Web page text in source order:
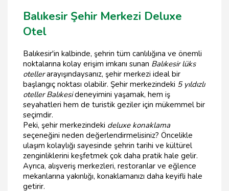
Balıkesir Şehir Merkezi Deluxe
Otel
Balıkesir'in kalbinde, şehrin tüm canlılığına ve önemli
noktalarına kolay erişim imkanı sunan Balıkesir lüks
otellerarayışındaysanız, şehir merkezi ideal bir
başlangıç noktası olabilir. Şehir merkezindeki 5 yıldızlı
oteller Balıkesideneyimini yaşamak, hem iş
seyahatleri hem de turistik geziler için mükemmel bir
seçimdir.
Peki, şehir merkezindeki deluxe konaklama
seçeneğini neden değerlendirmelisiniz? Öncelikle
ulaşım kolaylığı sayesinde şehrin tarihi ve kültürel
zenginliklerini keşfetmek çok daha pratik hale gelir.
Ayrıca, alışveriş merkezleri, restoranlar ve eğlence
mekanlarına yakınlığı, konaklamanızı daha keyifli hale
getirir.